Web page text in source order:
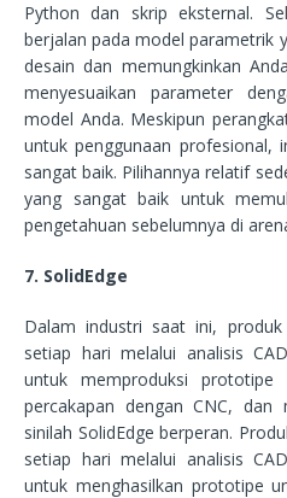
Python dan skrip eksternal.
berjalan pada model parametrik
desain dan memungkinkan
menyesuaikan parameter
model Anda. Meskipun
untuk penggunaan profesional,
sangat baik. Pilihannya relatif
yang sangat baik untuk
pengetahuan sebelumnya di
7. SolidEdge
Dalam industri saat ini,
setiap hari melalui analisis
untuk memproduksi prototipe
percakapan dengan CNC, dan
sinilah SolidEdge berperan.
setiap hari melalui analisis
untuk menghasilkan prototipe